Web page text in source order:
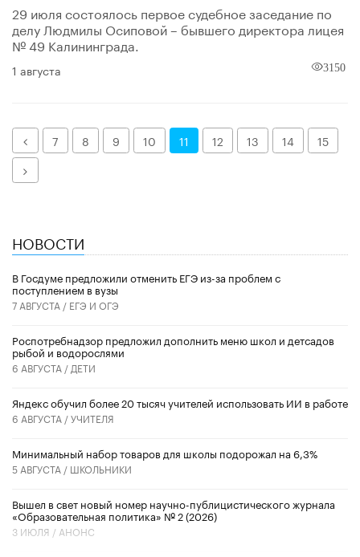
29 июля состоялось первое судебное заседание по
делу Людмилы Осиповой – бывшего директора лицея
№ 49 Калининграда.
1 августа 3150
Назад
7 8 9 10 11 12 13 14
15
Далее
НОВОСТИ
В Госдуме предложили отменить ЕГЭ из-за проблем с
поступлением в вузы
7 АВГУСТА / ЕГЭ И ОГЭ
Роспотребнадзор предложил дополнить меню школ и детсадов
рыбой и водорослями
6 АВГУСТА / ДЕТИ
​Яндекс обучил более 20 тысяч учителей использовать ИИ в работе
6 АВГУСТА /УЧИТЕЛЯ
Минимальный набор товаров для школы подорожал на 6,3%
5 АВГУСТА / ШКОЛЬНИКИ
Вышел в свет новый номер научно-публицистического журнала
«Образовательная политика» № 2 (2026)
3 ИЮЛЯ / АНОНС